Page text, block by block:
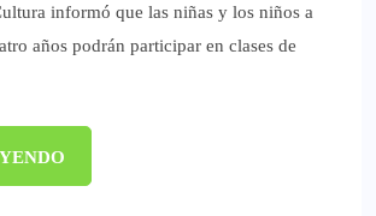
informó que las niñas y los niños a
años podrán participar en clases de